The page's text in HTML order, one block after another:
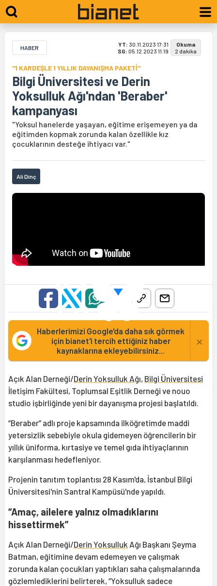
HABER YT: 30.11.2023 17:31
SG: 05.12.2023 11:19
Okuma
2 dakika
"1 KARDEŞLE 1 YILLIK DAYANIŞMA PAKETİ"
Bilgi Üniversitesi ve Derin
Yoksulluk Ağı'ndan 'Beraber'
kampanyası
"Yoksul hanelerde yaşayan, eğitime erişemeyen ya da
eğitimden kopmak zorunda kalan özellikle kız
çocuklarının desteğe ihtiyacı var."
Ali Dinç
Haberlerimizi Google'da daha sık görmek
için bianet'i tercih ettiğiniz haber
kaynaklarına ekleyebilirsiniz...
×
Açık Alan Derneği/Derin Yoksulluk Ağı, Bilgi Üniversitesi
İletişim Fakültesi, Toplumsal Eşitlik Derneği ve nouo
studio işbirliğinde yeni bir dayanışma projesi başlatıldı.
“Beraber” adlı proje kapsamında ilköğretimde maddi
yetersizlik sebebiyle okula gidemeyen öğrencilerin bir
yıllık üniforma, kırtasiye ve temel gıda ihtiyaçlarının
karşılanması hedefleniyor.
Projenin tanıtım toplantısı 28 Kasım'da, İstanbul Bilgi
Üniversitesi'nin Santral Kampüsü'nde yapıldı.
“Amaç, ailelere yalnız olmadıklarını
hissettirmek”
Açık Alan Derneği/Derin Yoksulluk Ağı Başkanı Şeyma
Batman, eğitimine devam edemeyen ve çalışmak
zorunda kalan çocukları yaptıkları saha çalışmalarında
gözlemlediklerini belirterek, “Yoksulluk sadece